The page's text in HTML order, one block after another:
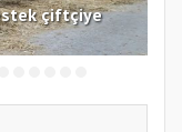
çiftçiye